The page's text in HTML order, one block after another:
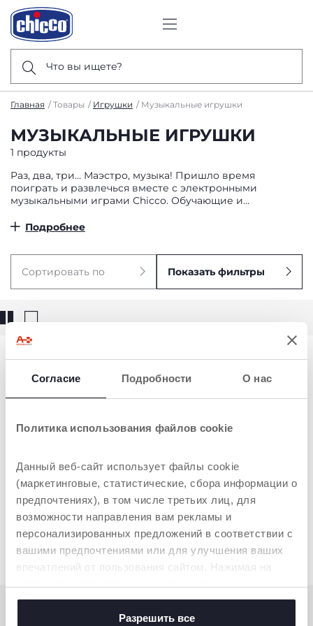
Согласие Подробности О нас
Политика использования файлов cookie
Данный веб-сайт использует файлы cookie
(маркетинговые, статистические, сбора информации о
предпочтениях), в том числе третьих лиц, для
возможности направления вам рекламы и
персонализированных предложений в соответствии с
вашими предпочтениями или для улучшения ваших
впечатлений от пользования сайтом. Нажимая на
размещением всех файлов cookie. Если вы желаете
получить больше информации или предоставить
Разрешить все
Что вы ищете?
Главная Товары Игрушки Музыкальные игрушки
МУЗЫКАЛЬНЫЕ ИГРУШКИ
1 продукты
Раз, два, три… Маэстро, музыка! Пришло время
поиграть и развлечься вместе с электронными
музыкальными играми Chicco. Обучающие и
приблизить ваших детей к миру музыки, тем самым
эффектов будет чудесно выступить в роли настоящей
рок-звезды!
Подробнее
Сортировать по Показать фильтры
Музыкальная игрушка
для малышей "Поющий
Робот"